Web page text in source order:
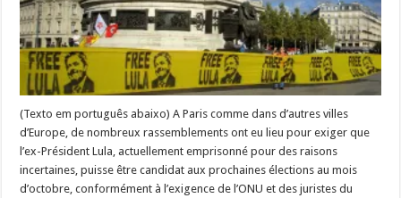
(Texto em português abaixo) A Paris comme dans d’autres villes
d’Europe, de nombreux rassemblements ont eu lieu pour exiger que
l’ex-Président Lula, actuellement emprisonné pour des raisons
incertaines, puisse être candidat aux prochaines élections au mois
d’octobre, conformément à l’exigence de l’ONU et des juristes du